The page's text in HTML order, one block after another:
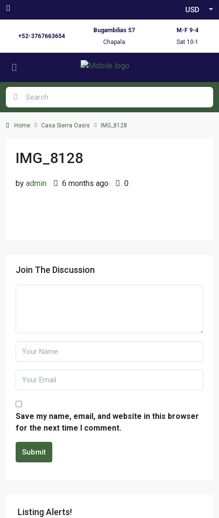
USD
+52-3767663654
Bugambilias 57
Chapala
M-F 9-4
Sat 10-1
Home Casa Sierra Oasis IMG_8128
IMG_8128
by admin 6 months ago 0
Join The Discussion
Save my name, email, and website in this browser
for the next time I comment.
Submit
Listing Alerts!